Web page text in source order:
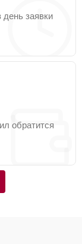
день заявки
обратится